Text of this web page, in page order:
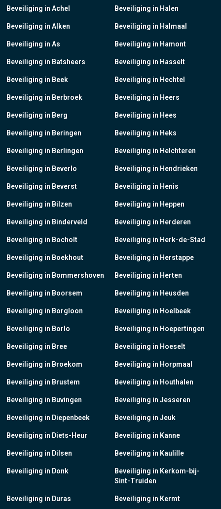
Beveiliging in Achel
Beveiliging in Alken
Beveiliging in As
Beveiliging in Batsheers
Beveiliging in Beek
Beveiliging in Berbroek
Beveiliging in Berg
Beveiliging in Beringen
Beveiliging in Berlingen
Beveiliging in Beverlo
Beveiliging in Beverst
Beveiliging in Bilzen
Beveiliging in Binderveld
Beveiliging in Bocholt
Beveiliging in Boekhout
Beveiliging in Bommershoven
Beveiliging in Boorsem
Beveiliging in Borgloon
Beveiliging in Borlo
Beveiliging in Bree
Beveiliging in Broekom
Beveiliging in Brustem
Beveiliging in Buvingen
Beveiliging in Diepenbeek
Beveiliging in Diets-Heur
Beveiliging in Dilsen
Beveiliging in Donk
Beveiliging in Duras
Beveiliging in Halen
Beveiliging in Halmaal
Beveiliging in Hamont
Beveiliging in Hasselt
Beveiliging in Hechtel
Beveiliging in Heers
Beveiliging in Hees
Beveiliging in Heks
Beveiliging in Helchteren
Beveiliging in Hendrieken
Beveiliging in Henis
Beveiliging in Heppen
Beveiliging in Herderen
Beveiliging in Herk-de-Stad
Beveiliging in Herstappe
Beveiliging in Herten
Beveiliging in Heusden
Beveiliging in Hoelbeek
Beveiliging in Hoepertingen
Beveiliging in Hoeselt
Beveiliging in Horpmaal
Beveiliging in Houthalen
Beveiliging in Jesseren
Beveiliging in Jeuk
Beveiliging in Kanne
Beveiliging in Kaulille
Beveiliging in Kerkom-bij-
Sint-Truiden
Beveiliging in Kermt